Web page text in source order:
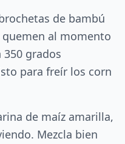
de bambú
al momento
350 grados
para freír los corn
de maíz amarilla,
Mezcla bien